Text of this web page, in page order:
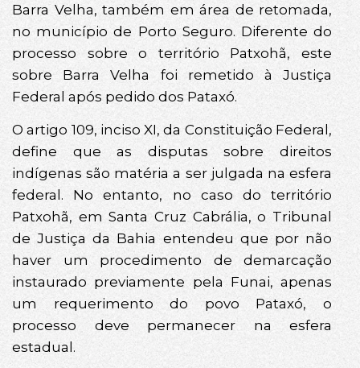
Barra Velha, também em área de retomada,
no município de Porto Seguro. Diferente do
processo sobre o território Patxohã, este
sobre Barra Velha foi remetido à Justiça
Federal após pedido dos Pataxó.
O artigo 109, inciso XI, da Constituição Federal,
define que as disputas sobre direitos
indígenas são matéria a ser julgada na esfera
federal. No entanto, no caso do território
Patxohã, em Santa Cruz Cabrália, o Tribunal
de Justiça da Bahia entendeu que por não
haver um procedimento de demarcação
instaurado previamente pela Funai, apenas
um requerimento do povo Pataxó, o
processo deve permanecer na esfera
estadual.